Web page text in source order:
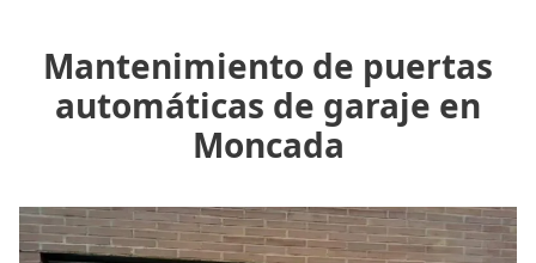
Mantenimiento de puertas
automáticas de garaje en
Moncada